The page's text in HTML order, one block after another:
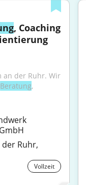
, Coaching
an der Ruhr. Wir
Beratung,
Ruhr,
Vollzeit